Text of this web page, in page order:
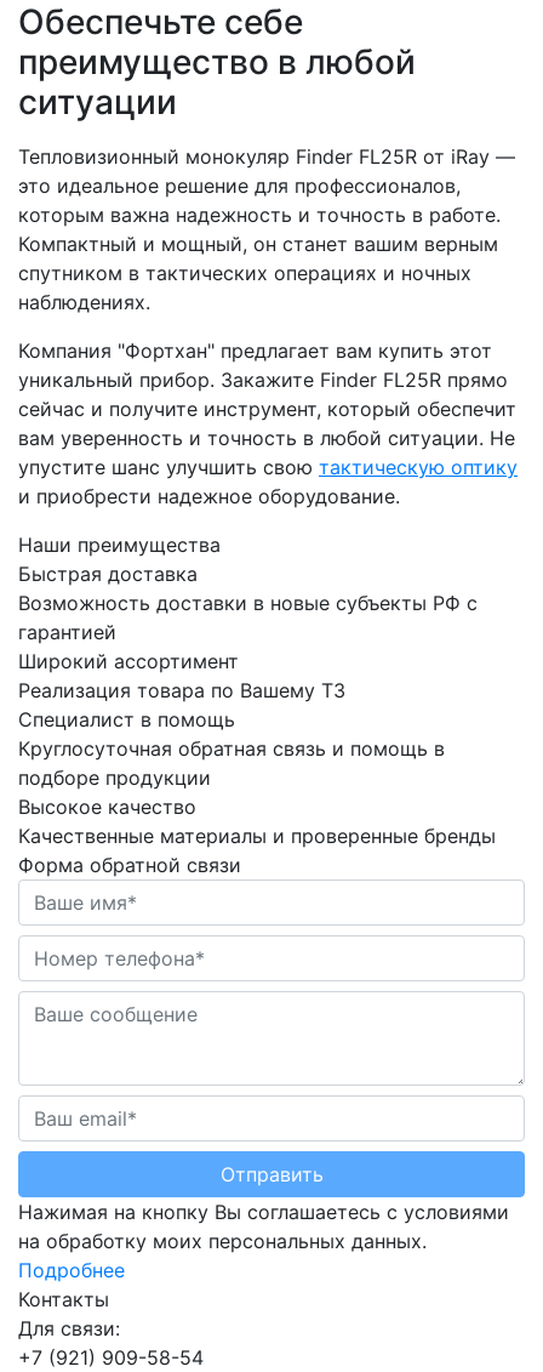
Обеспечьте себе
преимущество в любой
ситуации
Тепловизионный монокуляр Finder FL25R от iRay —
это идеальное решение для профессионалов,
которым важна надежность и точность в работе.
Компактный и мощный, он станет вашим верным
спутником в тактических операциях и ночных
наблюдениях.
Компания "Фортхан" предлагает вам купить этот
уникальный прибор. Закажите Finder FL25R прямо
сейчас и получите инструмент, который обеспечит
вам уверенность и точность в любой ситуации. Не
упустите шанс улучшить свою тактическую оптику
и приобрести надежное оборудование.
Наши преимущества
Быстрая доставка
Возможность доставки в новые субъекты РФ с
гарантией
Широкий ассортимент
Реализация товара по Вашему ТЗ
Специалист в помощь
Круглосуточная обратная связь и помощь в
подборе продукции
Высокое качество
Качественные материалы и проверенные бренды
Форма обратной связи
Отправить
Нажимая на кнопку Вы соглашаетесь с условиями
на обработку моих персональных данных.
Подробнее
Контакты
Для связи:
+7 (921) 909-58-54